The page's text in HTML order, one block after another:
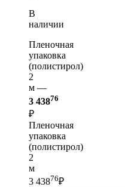
В
наличии
Пленочная
упаковка
(полистирол)
2
м —
3 43876
₽
Пленочная
упаковка
(полистирол)
2
м
3 43876₽